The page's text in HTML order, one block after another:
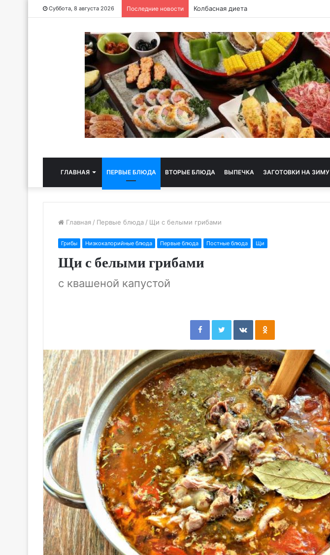
Суббота, 8 августа 2026 Последние новости Бутербродная диета
ГЛАВНАЯ ПЕРВЫЕ БЛЮДА ВТОРЫЕ БЛЮДА ВЫПЕЧКА ЗАГОТОВКИ НА ЗИМУ
Главная / Первые блюда / Щи с белыми грибами
Грибы Низкокалорийные блюда Первые блюда Постные блюда Щи
Щи с белыми грибами
с квашеной капустой
FacebookTwitterВконтактеОдноклассники